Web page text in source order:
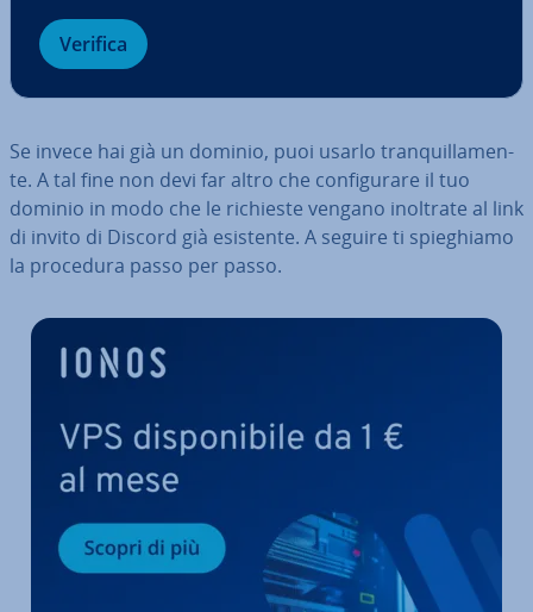
Verifica
Se invece hai già un dominio, puoi usarlo tran­quil­la­men­
te. A tal fine non devi far altro che con­fi­gu­ra­re il tuo
dominio in modo che le richieste vengano inoltrate al link
di invito di Discord già esistente. A seguire ti spie­ghia­mo
la procedura passo per passo.